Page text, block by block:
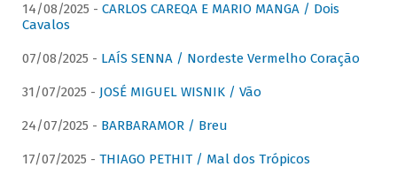
14/08/2025 - CARLOS CAREQA E MARIO MANGA / Dois
Cavalos
07/08/2025 - LAÍS SENNA / Nordeste Vermelho Coração
31/07/2025 - JOSÉ MIGUEL WISNIK / Vão
24/07/2025 - BARBARAMOR / Breu
17/07/2025 - THIAGO PETHIT / Mal dos Trópicos